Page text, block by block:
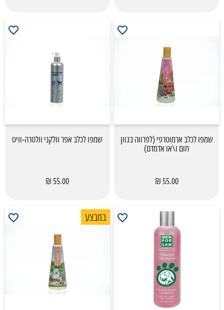
שמפו לכלב ארמוטרפי (לפרווה בגוון
חום ו\או אדמדם)
55.00 ₪
שמפו לכלב אפר וולקני וולטרה-וויט
55.00 ₪
במבצע